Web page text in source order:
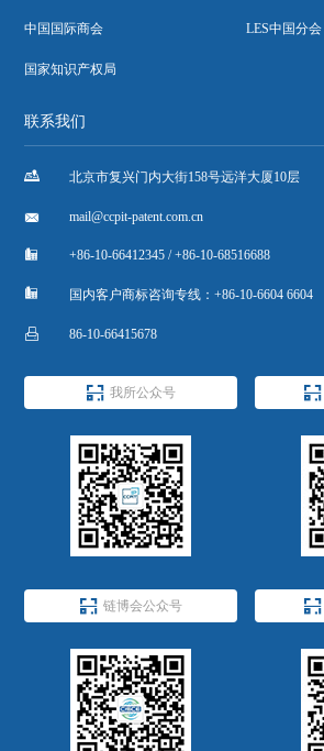
中国国际商会 LES中国分会
国家知识产权局
联系我们
 北京市复兴门内大街158号远洋大厦10层
 mail@ccpit-patent.com.cn
 +86-10-66412345 / +86-10-68516688
 国内客户商标咨询专线：+86-10-6604 6604
 86-10-66415678
 我所公众号 
 链博会公众号 